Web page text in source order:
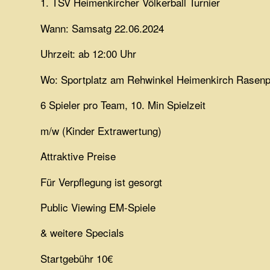
Wann: Samsatg 22.06.2024
Uhrzeit: ab 12:00 Uhr
Wo: Sportplatz am Rehwinkel Heimenkirch
6 Spieler pro Team, 10. Min Spielzeit
m/w (Kinder Extrawertung)
Attraktive Preise
Für Verpflegung ist gesorgt
Public Viewing EM-Spiele
& weitere Specials
Startgebühr 10€